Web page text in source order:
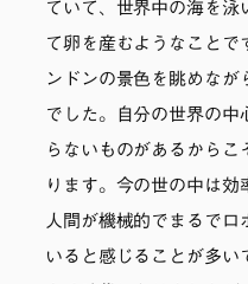
ていて、世界中の海を
て卵を産むようなこと
ンドンの景色を眺めなが
でした。自分の世界の中
らないものがあるからこ
ります。今の世の中は効
人間が機械的でまるでロ
いると感じることが多い